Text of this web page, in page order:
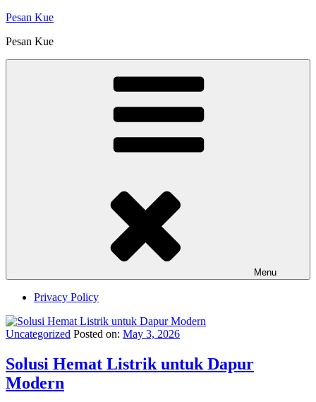
Skip
content
Pesan Kue
Pesan Kue
Menu
Privacy Policy
Uncategorized Posted on: May 3, 2026
Solusi Hemat Listrik untuk Dapur
Modern